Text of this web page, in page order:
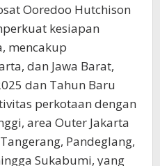
Ooredoo Hutchison
kesiapan
mencakup
dan Jawa Barat,
dan Tahun Baru
perkotaan dengan
area Outer Jakarta
Pandeglang,
Sukabumi, yang